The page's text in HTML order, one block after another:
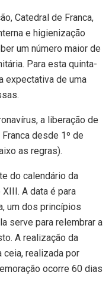
Catedral de Franca,
e higienização
um número maior de
Para esta quinta-
expectativa de uma
a liberação de
desde 1º de
as regras).
do calendário da
A data é para
um dos princípios
serve para relembrar a
A realização da
ceia, realizada por
ocorre 60 dias